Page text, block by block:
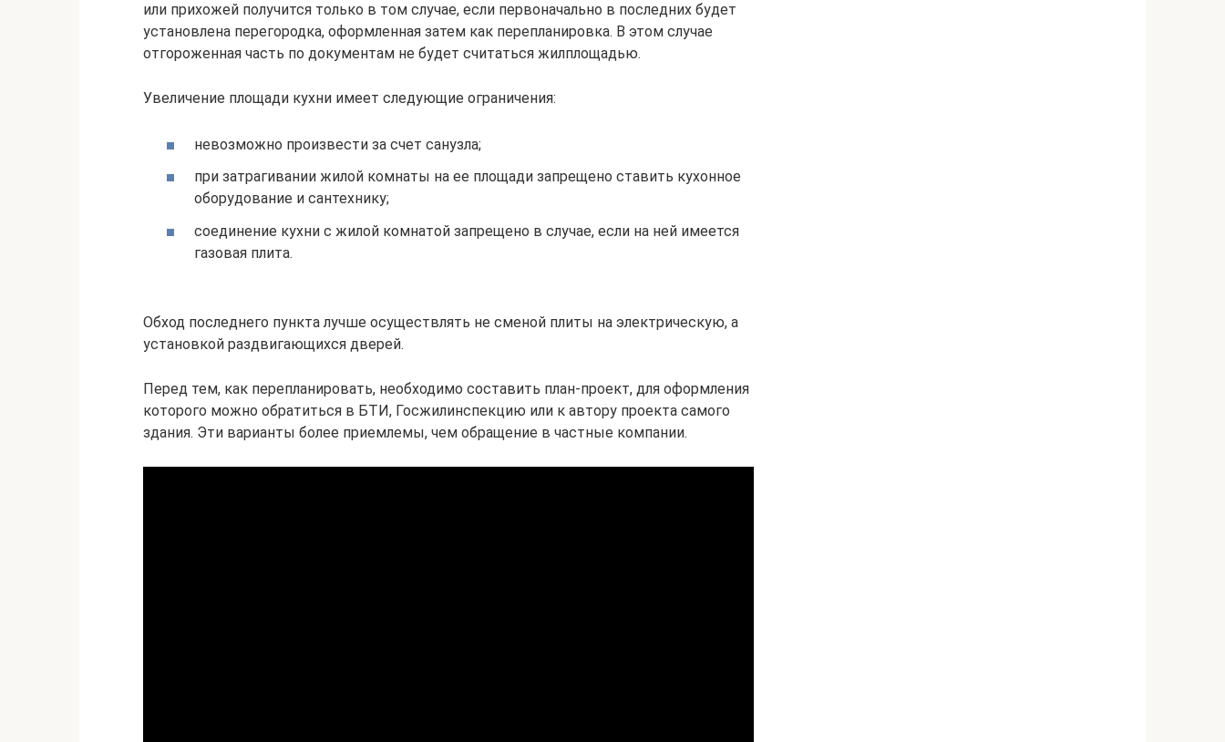
или прихожей получится только в том случае, если первоначально в последних будет
установлена перегородка, оформленная затем как перепланировка. В этом случае
отгороженная часть по документам не будет считаться жилплощадью.
Увеличение площади кухни имеет следующие ограничения:
невозможно произвести за счет санузла;
при затрагивании жилой комнаты на ее площади запрещено ставить кухонное
оборудование и сантехнику;
соединение кухни с жилой комнатой запрещено в случае, если на ней имеется
газовая плита.
Обход последнего пункта лучше осуществлять не сменой плиты на электрическую, а
установкой раздвигающихся дверей.
Перед тем, как перепланировать, необходимо составить план-проект, для оформления
которого можно обратиться в БТИ, Госжилинспекцию или к автору проекта самого
здания. Эти варианты более приемлемы, чем обращение в частные компании.